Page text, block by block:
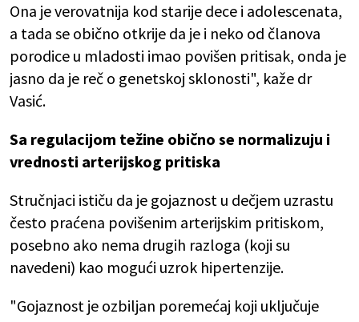
Ona je verovatnija kod starije dece i adolescenata,
a tada se obično otkrije da je i neko od članova
porodice u mladosti imao povišen pritisak, onda je
jasno da je reč o genetskoj sklonosti", kaže dr
Vasić.
Sa regulacijom težine obično se normalizuju i
vrednosti arterijskog pritiska
Stručnjaci ističu da je gojaznost u dečjem uzrastu
često praćena povišenim arterijskim pritiskom,
posebno ako nema drugih razloga (koji su
navedeni) kao mogući uzrok hipertenzije.
"Gojaznost je ozbiljan poremećaj koji uključuje